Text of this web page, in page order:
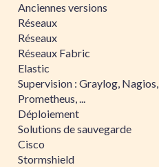
Anciennes versions
Réseaux
Réseaux
Réseaux Fabric
Elastic
Supervision : Graylog, Nagios,
Prometheus, ...
Déploiement
Solutions de sauvegarde
Cisco
Stormshield